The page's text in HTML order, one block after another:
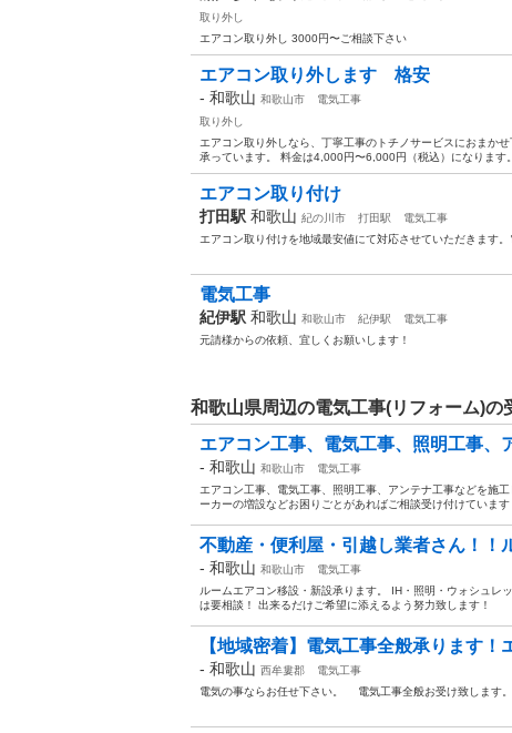
取り外し
エアコン取り外し 3000円〜ご相談下さい
エアコン取り外します 格安
- 和歌山 和歌山市
電気工事
取り外し
エアコン取り外しなら、丁寧工事のトチノサービスにおまか
承っています。 料金は4,000円〜6,000円（税込）になります
エアコン取り付け
打田駅 和歌山 紀の川市 打田駅
電気工事
エアコン取り付けを地域最安値にて対応させていただきます
電気工事
紀伊駅 和歌山 和歌山市 紀伊駅
電気工事
元請様からの依頼、宜しくお願いします！
和歌山県周辺の電気工事(リフォーム)の
エアコン工事、電気工事、照明工事、
- 和歌山 和歌山市
電気工事
エアコン工事、電気工事、照明工事、アンテナ工事などを施
ーカーの増設などお困りごとがあればご相談受け付けていま
不動産・便利屋・引越し業者さん！！
- 和歌山 和歌山市
電気工事
ルームエアコン移設・新設承ります。 IH・照明・ウォシュレ
は要相談！ 出来るだけご希望に添えるよう努力致します！
【地域密着】電気工事全般承ります
- 和歌山 西牟婁郡
電気工事
電気の事ならお任せ下さい。 電気工事全般お受け致します